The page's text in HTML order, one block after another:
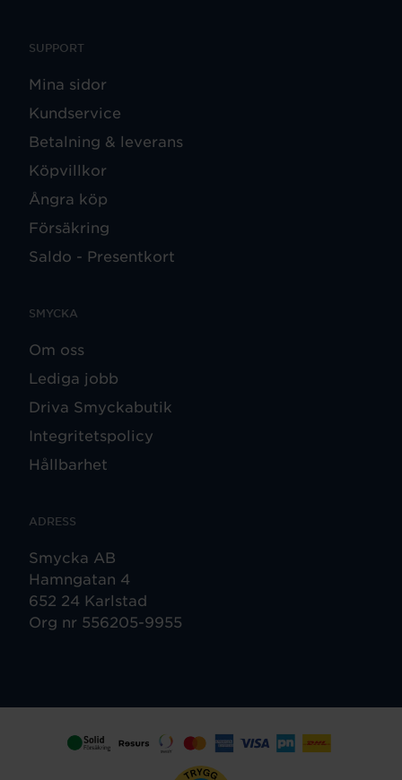
SUPPORT
Mina sidor
Kundservice
Betalning & leverans
Köpvillkor
Ångra köp
Försäkring
Saldo - Presentkort
SMYCKA
Om oss
Lediga jobb
Driva Smyckabutik
Integritetspolicy
Hållbarhet
ADRESS
Smycka AB
Hamngatan 4
652 24 Karlstad
Org nr 556205-9955